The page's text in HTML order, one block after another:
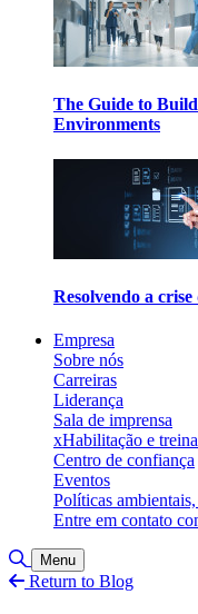
The Guide to
Environments
Resolvendo a
Empresa
Sobre nós
Carreiras
Liderança
Sala de imprensa
xHabilitação e
Centro de confiança
Eventos
Políticas
Entre em contato
Alternar pesquisa
Menu
Return to Blog